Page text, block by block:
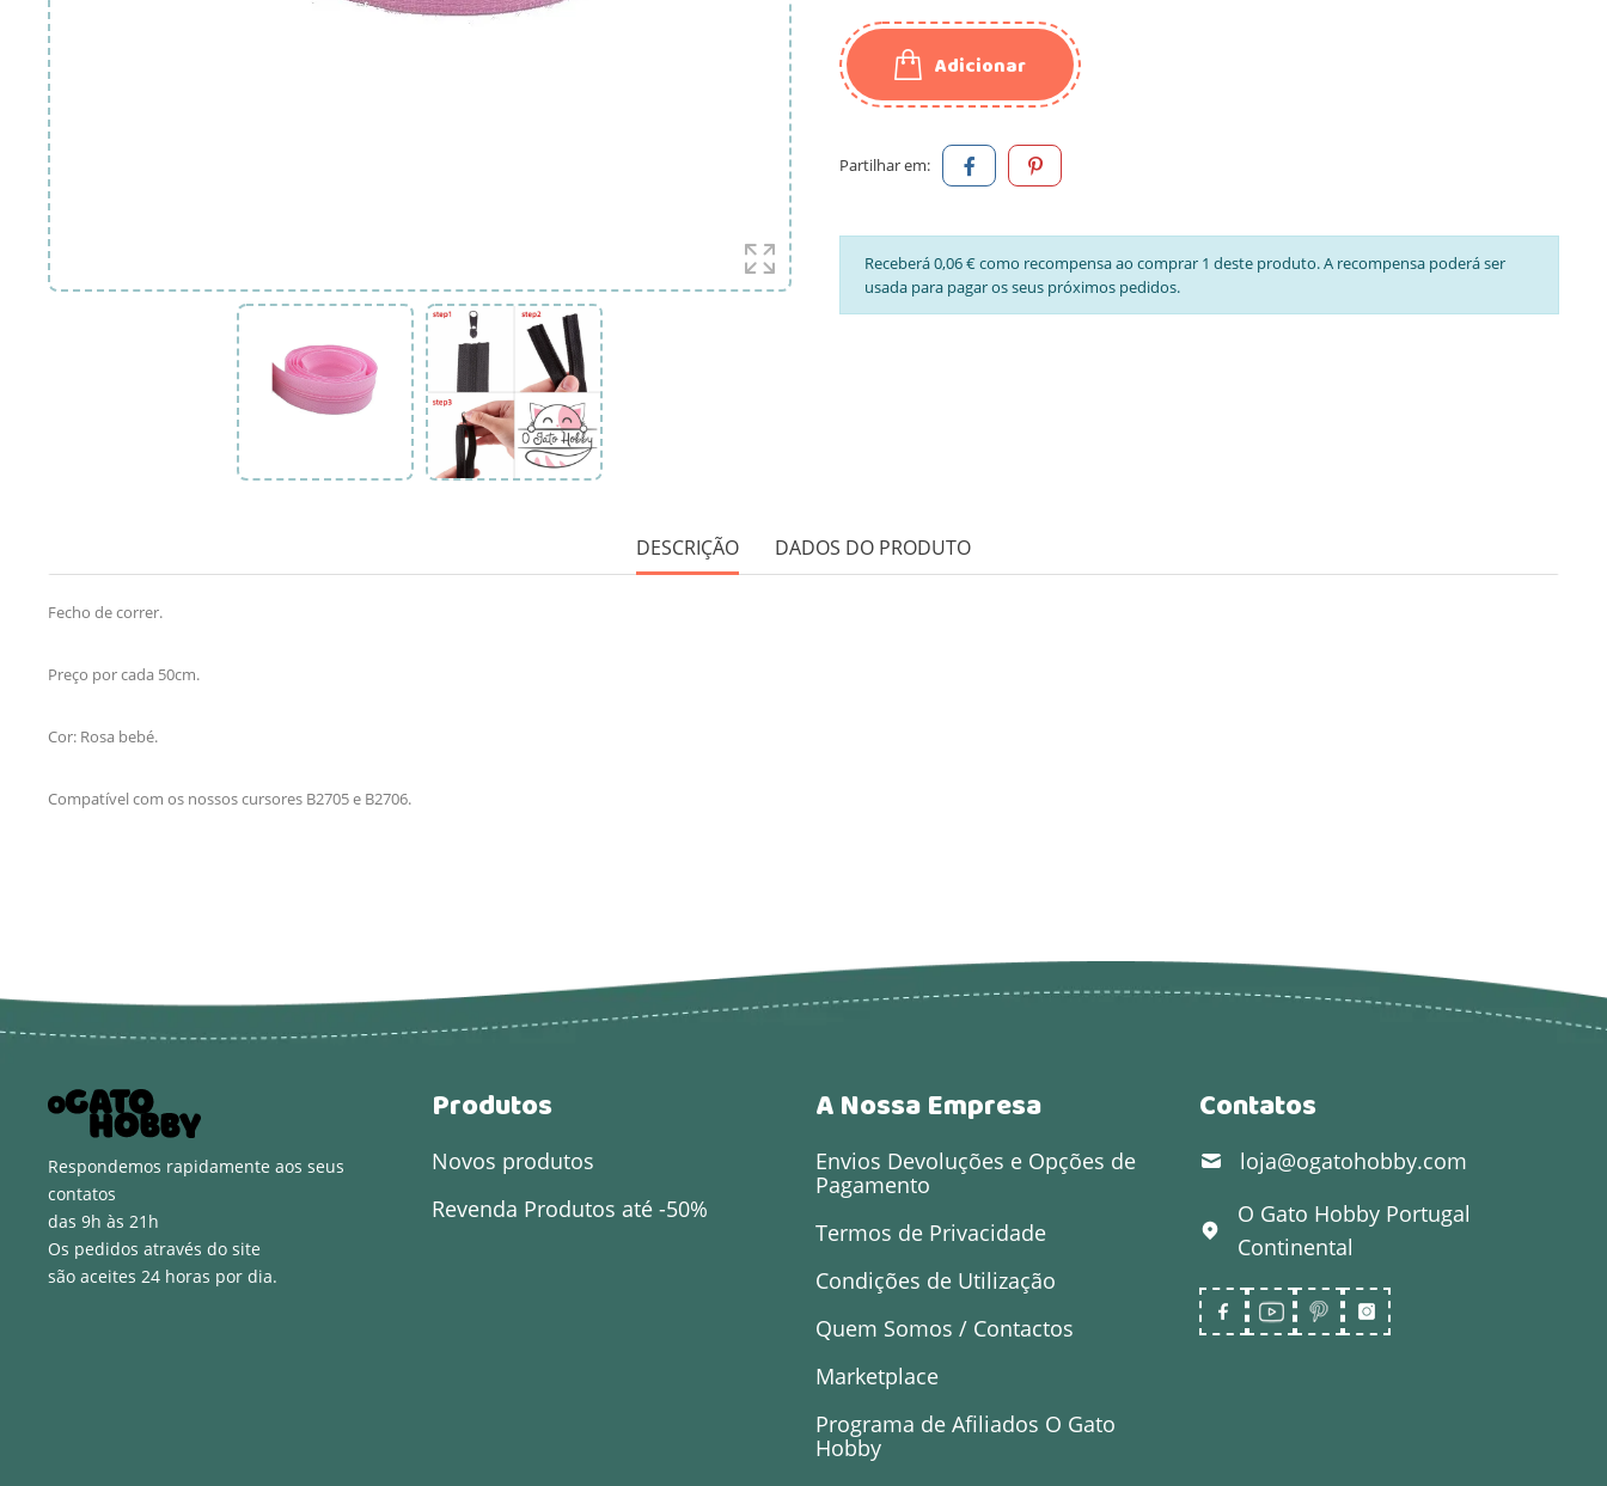
Adicionar
Partilhar em:
Receberá 0,06 € como recompensa ao comprar 1 deste produto. A recompensa poderá ser
usada para pagar os seus próximos pedidos.
DESCRIÇÃO DADOS DO PRODUTO
Fecho de correr.
Preço por cada 50cm.
Cor: Rosa bebé.
Compatível com os nossos cursores B2705 e B2706.
Respondemos rapidamente aos seus
contatos
das 9h às 21h
Os pedidos através do site
são aceites 24 horas por dia.
Produtos
Novos produtos
Revenda Produtos até -50%
A Nossa Empresa
Envios Devoluções e Opções de
Pagamento
Termos de Privacidade
Condições de Utilização
Quem Somos / Contactos
Marketplace
Programa de Afiliados O Gato
Hobby
Contatos
loja@ogatohobby.com
O Gato Hobby Portugal
Continental